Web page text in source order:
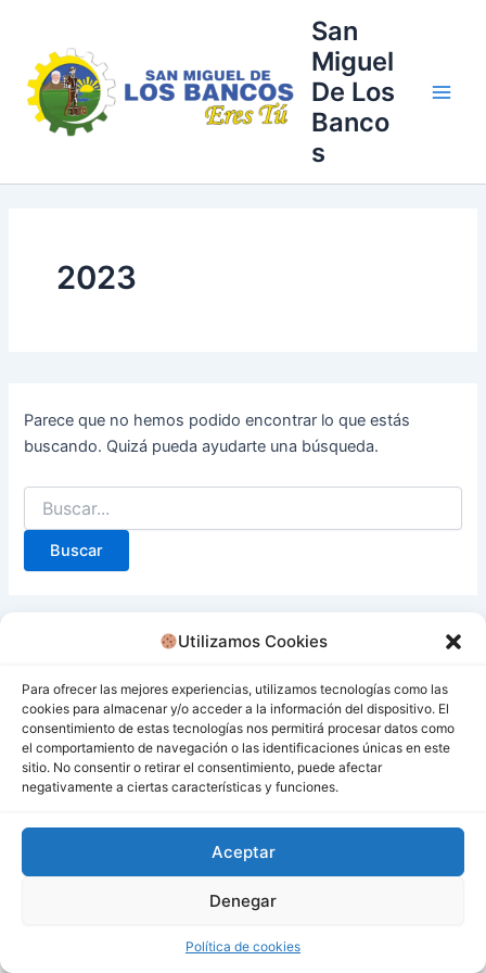
Utilizamos Cookies
Para ofrecer las mejores experiencias, utilizamos tecnologías como las
cookies para almacenar y/o acceder a la información del dispositivo. El
consentimiento de estas tecnologías nos permitirá procesar datos como
el comportamiento de navegación o las identificaciones únicas en este
sitio. No consentir o retirar el consentimiento, puede afectar
negativamente a ciertas características y funciones.
Aceptar
Denegar
Política de cookies
contenido
San
Miguel
De Los
Banco
s
2023
Parece que no hemos podido encontrar lo que estás
buscando. Quizá pueda ayudarte una búsqueda.
Todos los derechos © 2026 San Miguel De Los Bancos |